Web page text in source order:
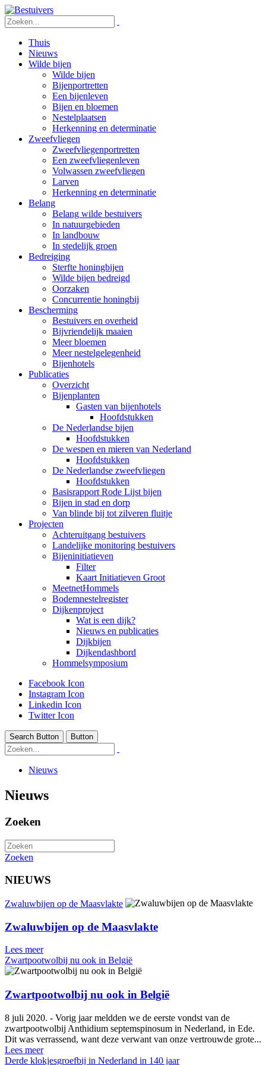
Thuis
Nieuws
Wilde bijen
Wilde bijen
Bijenportretten
Een bijenleven
Bijen en bloemen
Nestelplaatsen
Herkenning en determinatie
Zweefvliegen
Zweefvliegenportretten
Een zweefvliegenleven
Volwassen zweefvliegen
Larven
Herkenning en determinatie
Belang
Belang wilde bestuivers
In natuurgebieden
In landbouw
In stedelijk groen
Bedreiging
Sterfte honingbijen
Wilde bijen bedreigd
Oorzaken
Concurrentie honingbij
Bescherming
Bestuivers en overheid
Bijvriendelijk maaien
Meer bloemen
Meer nestelgelegenheid
Bijenhotels
Publicaties
Overzicht
Bijenplanten
Gasten van bijenhotels
Hoofdstukken
De Nederlandse bijen
Hoofdstukken
De wespen en mieren van Nederland
Hoofdstukken
De Nederlandse zweefvliegen
Hoofdstukken
Basisrapport Rode Lijst bijen
Bijen in stad en dorp
Van blinde bij tot zilveren fluitje
Projecten
Achteruitgang bestuivers
Landelijke monitoring bestuivers
Bijeninitiatieven
Filter
Kaart Initiatieven Groot
MeetnetHommels
Bodemnestelregister
Dijkenproject
Wat is een dijk?
Nieuws en publicaties
Dijkbijen
Dijkendashbord
Hommelsymposium
Facebook Icon
Instagram Icon
Linkedin Icon
Twitter Icon
Search Button Button
Nieuws
Nieuws
Zoeken
Zoeken
NIEUWS
Zwaluwbijen op de Maasvlakte
Zwaluwbijen op de Maasvlakte
Lees meer
Zwartpootwolbij nu ook in België
Zwartpootwolbij nu ook in België
8 juli 2020. - Vorig jaar meldden we de eerste vondst van de
zwartpootwolbij Anthidium septemspinosum in Nederland, in Ede.
Dit was verrassend, want deze verwant van onze vertrouwde grote...
Lees meer
Derde klokjesgroefbij in Nederland in 140 jaar